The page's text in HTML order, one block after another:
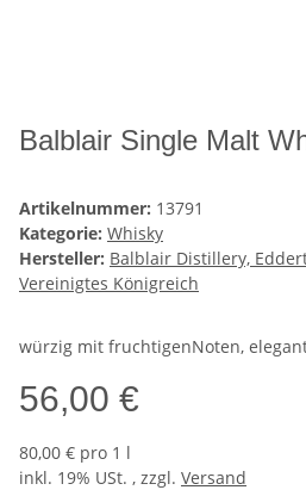
Balblair Single Malt
Artikelnummer: 13791
Kategorie: Whisky
Hersteller: Balblair Distillery,
Vereinigtes Königreich
würzig mit fruchtigenNoten,
56,00 €
80,00 € pro 1 l
inkl. 19% USt. , zzgl. Versand